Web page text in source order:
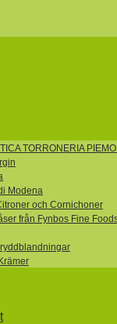
TORRONERIA
Modena
och Cornichoner
från Fynbos Fine